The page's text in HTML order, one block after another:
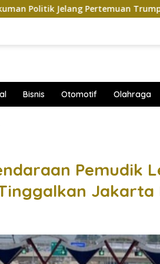
Pertemuan Trump dan Xi Jinping
Bisnis Otomotif Olahraga
Pemudik
Jakarta